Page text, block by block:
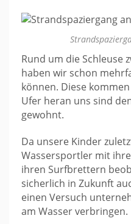
Rund um die Schleuse
haben wir schon
können. Diese
Ufer heran uns sind
gewohnt.
Da unsere Kinder
Wassersportler mit
ihren Surfbrettern
sicherlich in Zukunft
einen Versuch
am Wasser verbringen.